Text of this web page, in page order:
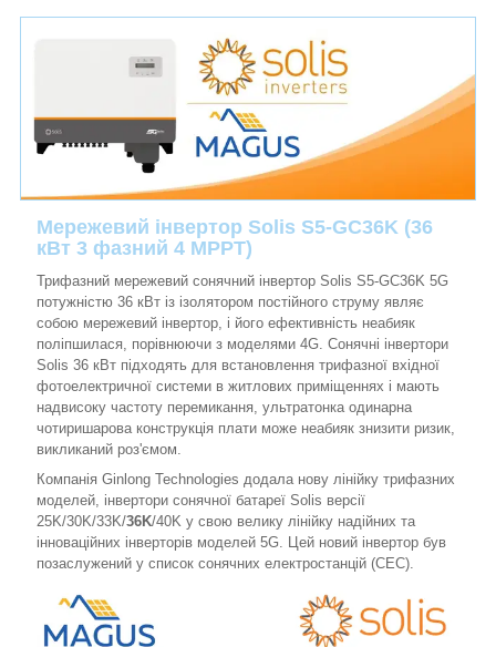
Мережевий інвертор Solis S5-GC36K (36
кВт 3 фазний 4 MPPT)
Трифазний мережевий сонячний інвертор Solis S5-GC36K 5G
потужністю 36 кВт із ізолятором постійного струму являє
собою мережевий інвертор, і його ефективність неабияк
поліпшилася, порівнюючи з моделями 4G. Сонячні інвертори
Solis 36 кВт підходять для встановлення трифазної вхідної
фотоелектричної системи в житлових приміщеннях і мають
надвисоку частоту перемикання, ультратонка одинарна
чотиришарова конструкція плати може неабияк знизити ризик,
викликаний роз'ємом.
Компанія Ginlong Technologies додала нову лінійку трифазних
моделей, інвертори сонячної батареї Solis версії
25K/30K/33K/36K/40K у свою велику лінійку надійних та
інноваційних інверторів моделей 5G. Цей новий інвертор був
позаслужений у список сонячних електростанцій (CEC).